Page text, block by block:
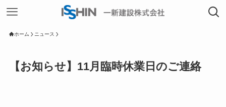
ホーム ニュース
【お知らせ】11月臨時休業日のご連絡